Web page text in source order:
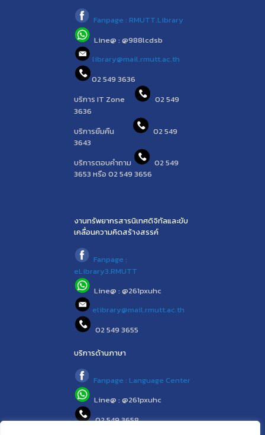
Fanpage : RMUTT.Library
Line@ : @988lcdsb
library@mail.rmutt.ac.th
02 549 3636
บริการ IT Zone
02 549
3636
บริการยืมคืน
02 549
3643
บริการตอบคำถาม
02 549
3653 หรือ 02 549 3656
งานทรัพยากรสารนิเทศดิจิทัลและขับ
เคลื่อนความคิดสร้างสรรค์
Fanpage :
eLibrary3.RMUTT
Line@ : @261pxuhc
elibrary@mail.rmutt.ac.th
02 549 3655
บริการด้านภาษา
Fanpage : Language Center
Line@ : @261pxuhc
02 549 3658